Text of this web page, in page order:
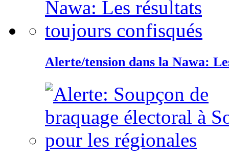
Alerte/tension dans la Nawa: